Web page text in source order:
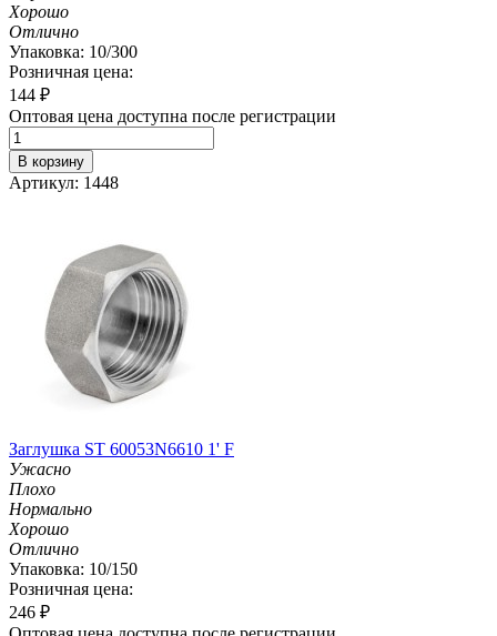
Хорошо
Отлично
Упаковка: 10/300
Розничная цена:
144 ₽
Оптовая цена доступна после регистрации
В корзину
Артикул: 1448
Заглушка ST 60053N6610 1' F
Ужасно
Плохо
Нормально
Хорошо
Отлично
Упаковка: 10/150
Розничная цена:
246 ₽